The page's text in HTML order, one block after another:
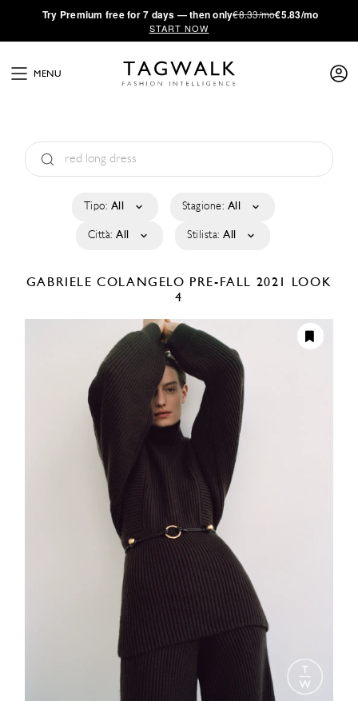
·Try Premium free for 7 days — then only€8.33/mo€5.83/mo
START NOW
MENU
Tipo: All Stagione: All
Città: All Stilista: All
GABRIELE COLANGELO PRE-FALL 2021
LOOK
4